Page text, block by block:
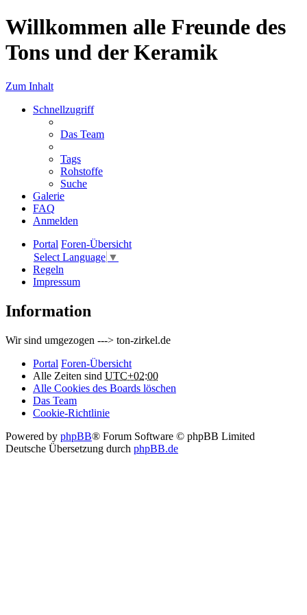
Willkommen alle Freunde des
Tons und der Keramik
Zum Inhalt
Schnellzugriff
Das Team
Tags
Rohstoffe
Suche
Galerie
FAQ
Anmelden
Portal Foren-Übersicht
Select Language ▼
Regeln
Impressum
Information
Wir sind umgezogen ---> ton-zirkel.de
Portal Foren-Übersicht
Alle Zeiten sind UTC+02:00
Alle Cookies des Boards löschen
Das Team
Cookie-Richtlinie
Powered by phpBB® Forum Software © phpBB Limited
Deutsche Übersetzung durch phpBB.de